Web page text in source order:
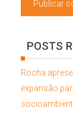
POSTS
Rocha
expansão